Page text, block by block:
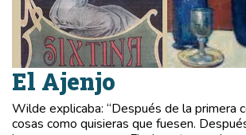
El Ajenjo
Wilde explicaba: “Después de la primera
cosas como quisieras que fuesen.